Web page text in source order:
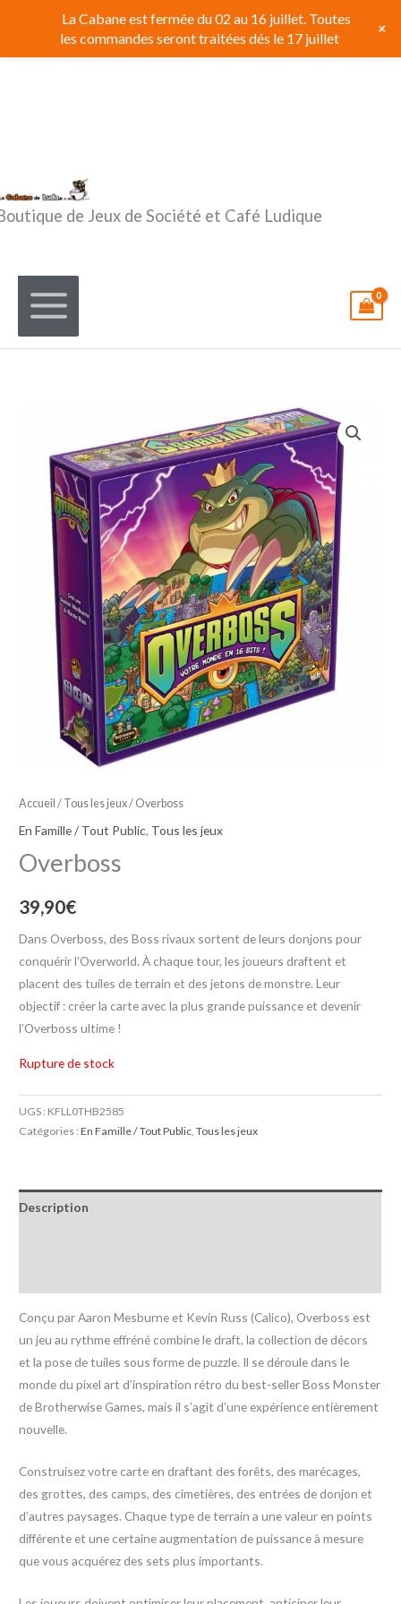
contenu
de Jeux de Société et Café Ludique
Accueil / Tous les jeux/ Overboss
En Famille / Tout Public, Tous les jeux
Overboss
39,90€
Dans Overboss, des Boss rivaux sortent de leurs donjons pour
conquérir l’Overworld. À chaque tour, les joueurs draftent et
placent des tuiles de terrain et des jetons de monstre. Leur
objectif : créer la carte avec la plus grande puissance et devenir
l’Overboss ultime !
Rupture de stock
UGS : KFLL0THB2585
Catégories :En Famille / Tout Public ,Tous les jeux
Description
Conçu par Aaron Mesburne et Kevin Russ (Calico), Overboss est
un jeu au rythme effréné combine le draft, la collection de décors
et la pose de tuiles sous forme de puzzle. Il se déroule dans le
monde du pixel art d’inspiration rétro du best-seller Boss Monster
de Brotherwise Games, mais il s’agit d’une expérience entièrement
nouvelle.
Construisez votre carte en draftant des forêts, des marécages,
des grottes, des camps, des cimetières, des entrées de donjon et
d’autres paysages. Chaque type de terrain a une valeur en points
différente et une certaine augmentation de puissance à mesure
que vous acquérez des sets plus importants.
La Cabane est fermée du 02 au 16 juillet. Toutes
les commandes seront traitées dés le 17 juillet
+